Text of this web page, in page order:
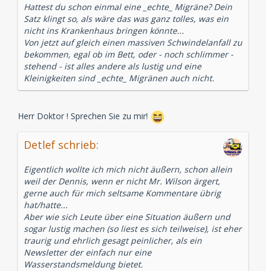
Hattest du schon einmal eine _echte_ Migräne? Dein
Satz klingt so, als wäre das was ganz tolles, was ein
nicht ins Krankenhaus bringen könnte...
Von jetzt auf gleich einen massiven Schwindelanfall zu
bekommen, egal ob im Bett, oder - noch schlimmer -
stehend - ist alles andere als lustig und eine
Kleinigkeiten sind _echte_ Migränen auch nicht.
Herr Doktor ! Sprechen Sie zu mir!
Detlef schrieb:
Eigentlich wollte ich mich nicht äußern, schon allein
weil der Dennis, wenn er nicht Mr. Wilson ärgert,
gerne auch für mich seltsame Kommentare übrig
hat/hatte...
Aber wie sich Leute über eine Situation äußern und
sogar lustig machen (so liest es sich teilweise), ist eher
traurig und ehrlich gesagt peinlicher, als ein
Newsletter der einfach nur eine
Wasserstandsmeldung bietet.